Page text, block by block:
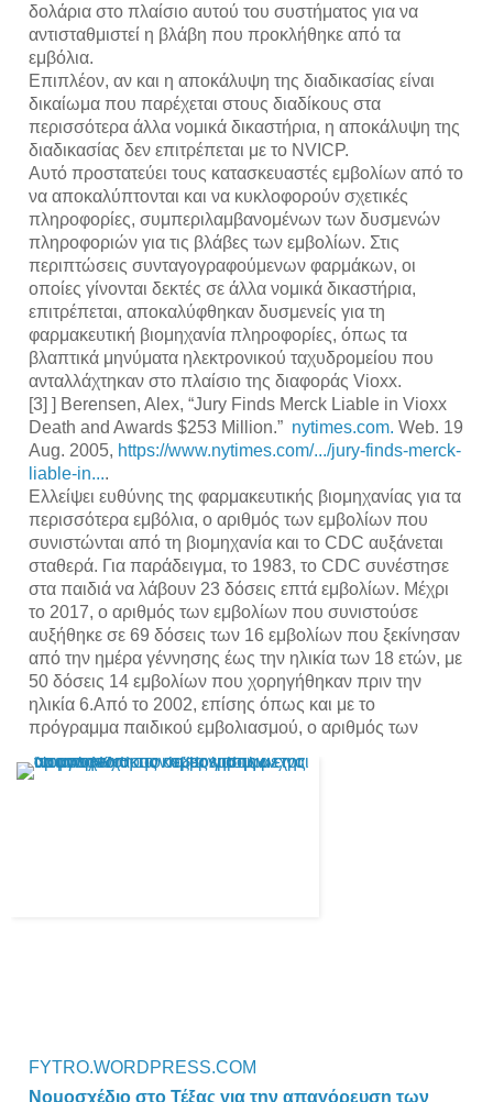
δολάρια στο πλαίσιο αυτού του συστήματος για να
αντισταθμιστεί η βλάβη που προκλήθηκε από τα
εμβόλια.
Επιπλέον, αν και η αποκάλυψη της διαδικασίας είναι
δικαίωμα που παρέχεται στους διαδίκους στα
περισσότερα άλλα νομικά δικαστήρια, η αποκάλυψη της
διαδικασίας δεν επιτρέπεται με το NVICP.
Αυτό προστατεύει τους κατασκευαστές εμβολίων από το
να αποκαλύπτονται και να κυκλοφορούν σχετικές
πληροφορίες, συμπεριλαμβανομένων των δυσμενών
πληροφοριών για τις βλάβες των εμβολίων. Στις
περιπτώσεις συνταγογραφούμενων φαρμάκων, οι
οποίες γίνονται δεκτές σε άλλα νομικά δικαστήρια,
επιτρέπεται, αποκαλύφθηκαν δυσμενείς για τη
φαρμακευτική βιομηχανία πληροφορίες, όπως τα
βλαπτικά μηνύματα ηλεκτρονικού ταχυδρομείου που
ανταλλάχτηκαν στο πλαίσιο της διαφοράς Vioxx.
[3] ] Berensen, Alex, “Jury Finds Merck Liable in Vioxx
Death and Awards $253 Million.” nytimes.com. Web. 19
Aug. 2005, https://www.nytimes.com/.../jury-finds-merck-
liable-in....
Ελλείψει ευθύνης της φαρμακευτικής βιομηχανίας για τα
περισσότερα εμβόλια, ο αριθμός των εμβολίων που
συνιστώνται από τη βιομηχανία και το CDC αυξάνεται
σταθερά. Για παράδειγμα, το 1983, το CDC συνέστησε
στα παιδιά να λάβουν 23 δόσεις επτά εμβολίων. Μέχρι
το 2017, ο αριθμός των εμβολίων που συνιστούσε
αυξήθηκε σε 69 δόσεις των 16 εμβολίων που ξεκίνησαν
από την ημέρα γέννησης έως την ηλικία των 18 ετών, με
50 δόσεις 14 εμβολίων που χορηγήθηκαν πριν την
ηλικία 6.Από το 2002, επίσης όπως και με το
πρόγραμμα παιδικού εμβολιασμού, ο αριθμός των
FYTRO.WORDPRESS.COM
Nομοσχέδιο στο Τέξας για την απαγόρευση των